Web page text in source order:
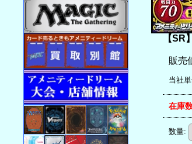
【SR
販売
当社
在庫
数量: